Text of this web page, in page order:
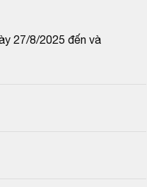
27/8/2025 đến và